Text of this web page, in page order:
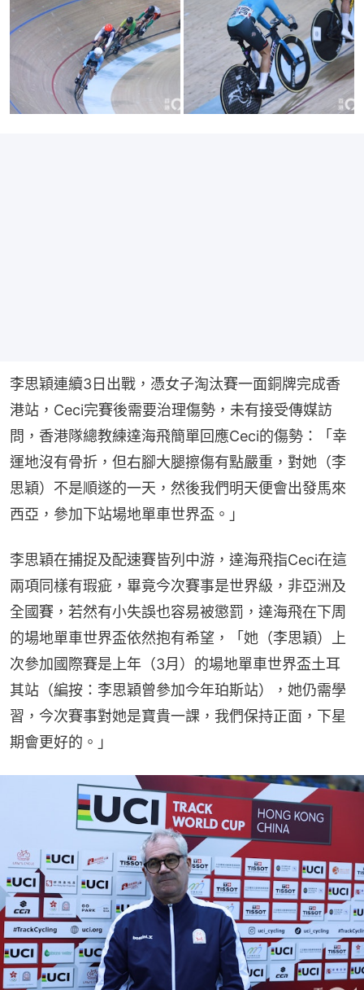
李思穎連續3日出戰，憑女子淘汰賽一面銅牌完成香
港站，Ceci完賽後需要治理傷勢，未有接受傳媒訪
問，香港隊總教練達海飛簡單回應Ceci的傷勢：「幸
運地沒有骨折，但右腳大腿擦傷有點嚴重，對她（李
思穎）不是順遂的一天，然後我們明天便會出發馬來
西亞，參加下站場地單車世界盃。」
李思穎在捕捉及配速賽皆列中游，達海飛指Ceci在這
兩項同樣有瑕疵，畢竟今次賽事是世界級，非亞洲及
全國賽，若然有小失誤也容易被懲罰，達海飛在下周
的場地單車世界盃依然抱有希望，「她（李思穎）上
次參加國際賽是上年（3月）的場地單車世界盃土耳
其站（編按：李思穎曾參加今年珀斯站），她仍需學
習，今次賽事對她是寶貴一課，我們保持正面，下星
期會更好的。」